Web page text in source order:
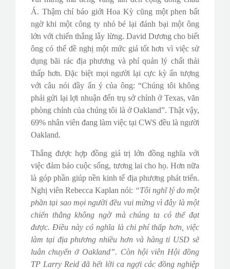
Á. Thậm chí báo giới Hoa Kỳ cũng một phen bất
ngờ khi một công ty nhỏ bé lại đánh bại một ông
lớn với chiến thắng lẫy lừng. David Dương cho biết
ông có thể đề nghị một mức giá tốt hơn vì việc sử
dụng bãi rác địa phương và phí quản lý chất thải
thấp hơn. Đặc biệt mọi người lại cực kỳ ấn tượng
với câu nói đầy ẩn ý của ông: “Chúng tôi không
phải gửi lại lợi nhuận đến trụ sở chính ở Texas, văn
phòng chính của chúng tôi là ở Oakland”. Thật vậy,
69% nhân viên đang làm việc tại CWS đều là người
Oakland.
Thắng được hợp đồng giá trị lớn đồng nghĩa với
việc đảm bảo cuộc sống, tương lai cho họ. Hơn nữa
là góp phần giúp nền kinh tế địa phương phát triển.
Nghị viên Rebecca Kaplan nói: “Tôi nghĩ lý do một
phần tại sao mọi người đều vui mừng vì đây là một
chiến thắng không ngờ mà chúng ta có thể đạt
được. Điều này có nghĩa là chi phí thấp hơn, việc
làm tại địa phương nhiều hơn và hàng tỉ USD sẽ
luân chuyển ở Oakland”. Còn hội viên Hội đồng
TP Larry Reid đã hết lời ca ngợi các đồng nghiệp